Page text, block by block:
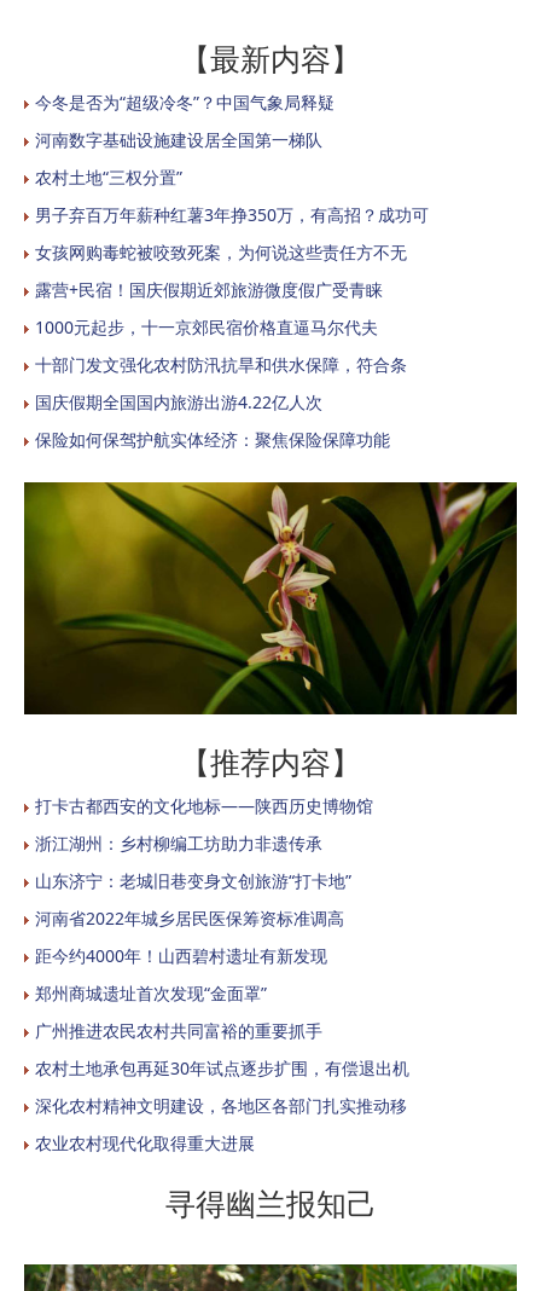
【最新内容】
今冬是否为“超级冷冬”？中国气象局释疑
河南数字基础设施建设居全国第一梯队
农村土地“三权分置”
男子弃百万年薪种红薯3年挣350万，有高招？成功可
女孩网购毒蛇被咬致死案，为何说这些责任方不无
露营+民宿！国庆假期近郊旅游微度假广受青睐
1000元起步，十一京郊民宿价格直逼马尔代夫
十部门发文强化农村防汛抗旱和供水保障，符合条
国庆假期全国国内旅游出游4.22亿人次
保险如何保驾护航实体经济：聚焦保险保障功能
【推荐内容】
打卡古都西安的文化地标——陕西历史博物馆
浙江湖州：乡村柳编工坊助力非遗传承
山东济宁：老城旧巷变身文创旅游“打卡地”
河南省2022年城乡居民医保筹资标准调高
距今约4000年！山西碧村遗址有新发现
郑州商城遗址首次发现“金面罩”
广州推进农民农村共同富裕的重要抓手
农村土地承包再延30年试点逐步扩围，有偿退出机
深化农村精神文明建设，各地区各部门扎实推动移
农业农村现代化取得重大进展
寻得幽兰报知己